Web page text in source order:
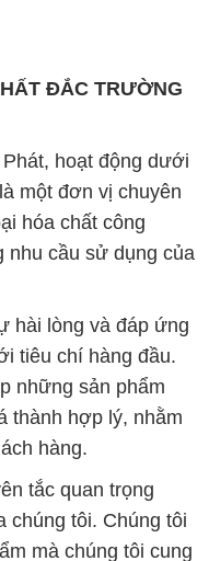
hóa chất công
cầu sử dụng của
hài lòng và đáp ứng
tiêu chí hàng đầu.
những sản phẩm
hợp lý, nhằm
hàng.
tắc quan trọng
tôi. Chúng tôi
mà chúng tôi cung
chất lượng cao, làm
tôi cố gắng duy trì
cho sự phát triển
đường dài phía